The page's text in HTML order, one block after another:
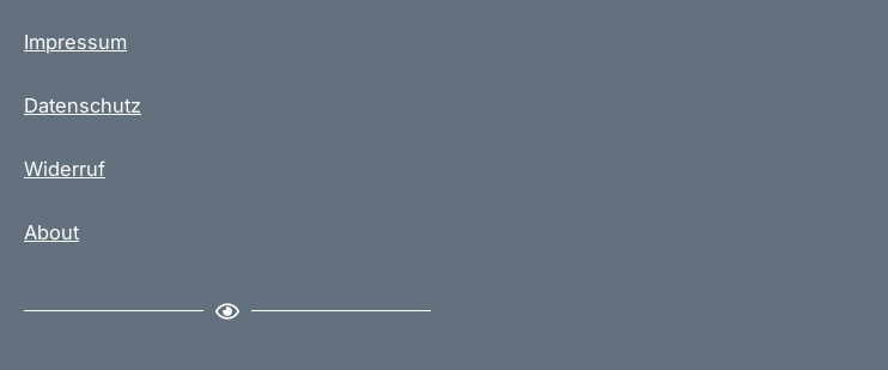
Impressum
Datenschutz
Widerruf
About